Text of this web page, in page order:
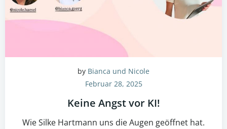
by Bianca und Nicole
Februar 28, 2025
Keine Angst vor KI!
Wie Silke Hartmann uns die Augen geöffnet hat.